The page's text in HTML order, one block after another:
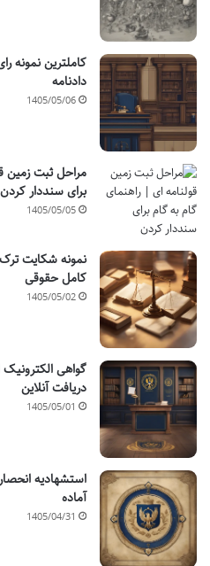
کاملترین نمونه
دادنامه
1405/05/06
مراحل ثبت زمین
برای سنددار کردن
1405/05/05
نمونه شکایت
کامل حقوقی
1405/05/02
گواهی
دریافت آنلاین
1405/05/01
آماده
1405/04/31